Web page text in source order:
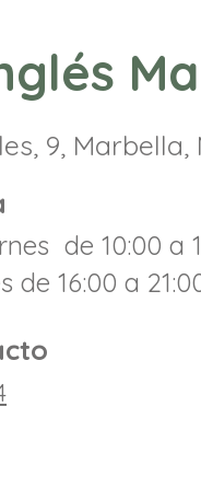
9, Marbella,
de 10:00 a
de 16:00 a